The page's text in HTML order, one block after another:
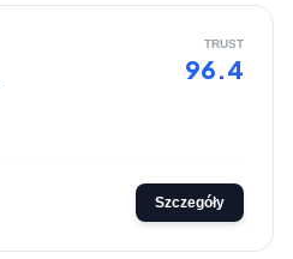
TRUST
96.4
Szczegóły